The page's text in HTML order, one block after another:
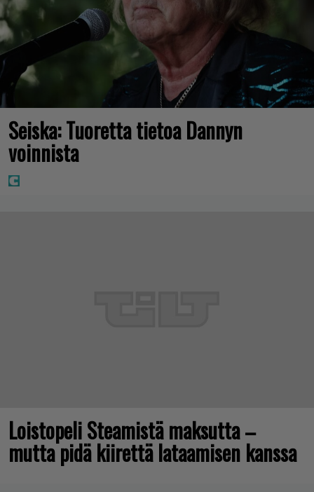
Seiska: Tuoretta tietoa Dannyn
voinnista
Loistopeli Steamistä maksutta –
mutta pidä kiirettä lataamisen kanssa